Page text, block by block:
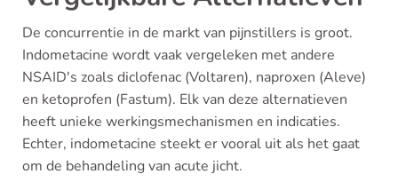
De concurrentie in de markt van pijnstillers is groot.
Indometacine wordt vaak vergeleken met andere
NSAID's zoals diclofenac (Voltaren), naproxen (Aleve)
en ketoprofen (Fastum). Elk van deze alternatieven
heeft unieke werkingsmechanismen en indicaties.
Echter, indometacine steekt er vooral uit als het gaat
om de behandeling van acute jicht.